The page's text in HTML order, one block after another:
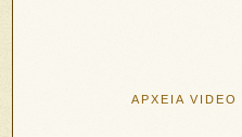
ΑΡΧΕΙΑ VIDEO